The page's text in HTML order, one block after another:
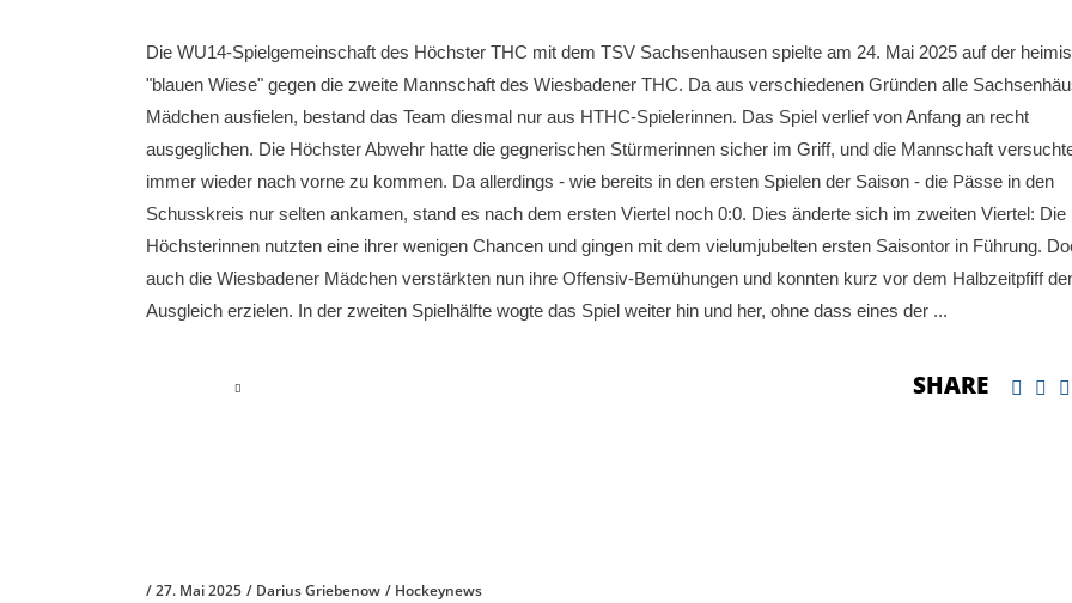
Die WU14-Spielgemeinschaft des Höchster THC mit dem TSV Sachsenhausen spielte am 24. Mai 2025 auf der
"blauen Wiese" gegen die zweite Mannschaft des Wiesbadener THC. Da aus verschiedenen Gründen alle
Mädchen ausfielen, bestand das Team diesmal nur aus HTHC-Spielerinnen. Das Spiel verlief von Anfang an recht
ausgeglichen. Die Höchster Abwehr hatte die gegnerischen Stürmerinnen sicher im Griff, und die Mannschaft
immer wieder nach vorne zu kommen. Da allerdings - wie bereits in den ersten Spielen der Saison - die Pässe in den
Schusskreis nur selten ankamen, stand es nach dem ersten Viertel noch 0:0. Dies änderte sich im zweiten Viertel: Die
Höchsterinnen nutzten eine ihrer wenigen Chancen und gingen mit dem vielumjubelten ersten Saisontor in Führung.
auch die Wiesbadener Mädchen verstärkten nun ihre Offensiv-Bemühungen und konnten kurz vor dem Halbzeitpfiff
Ausgleich erzielen. In der zweiten Spielhälfte wogte das Spiel weiter hin und her, ohne dass eines der
SHARE
27. Mai 2025 Darius Griebenow Hockeynews